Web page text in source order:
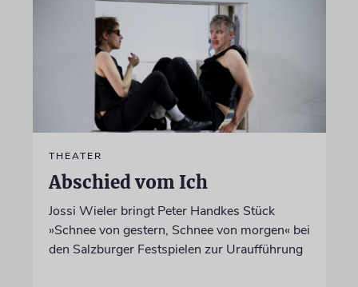
THEATER
Abschied vom Ich
Jossi Wieler bringt Peter Handkes Stück
»Schnee von gestern, Schnee von morgen« bei
den Salzburger Festspielen zur Uraufführung